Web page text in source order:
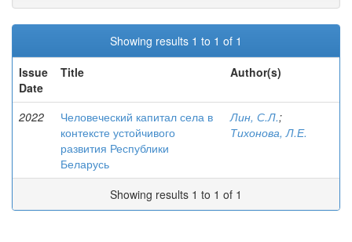
Showing results 1 to 1 of 1
Issue
Date
Title Author(s)
2022
Человеческий капитал села в
контексте устойчивого
развития Республики
Беларусь
Лин, С.Л.;
Тихонова, Л.Е.
Showing results 1 to 1 of 1